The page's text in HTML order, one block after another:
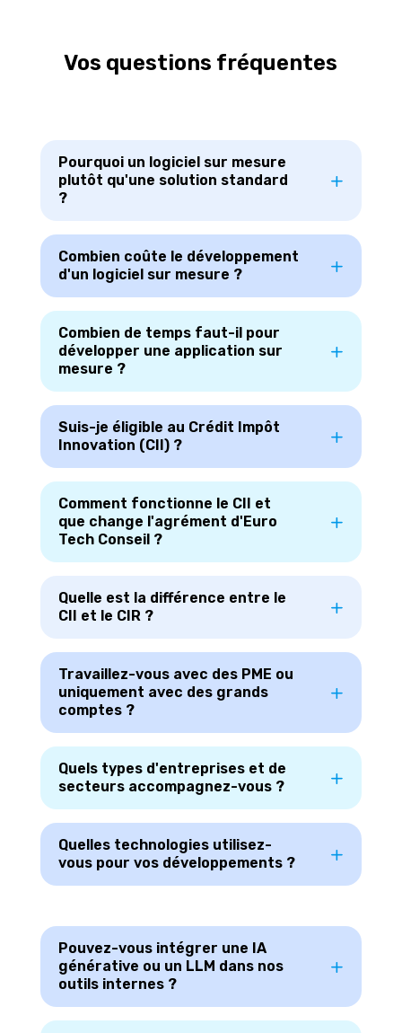
Vos questions fréquentes
Pourquoi un logiciel sur mesure
plutôt qu'une solution standard
?
Combien coûte le développement
d'un logiciel sur mesure ?
Combien de temps faut-il pour
développer une application sur
mesure ?
Suis-je éligible au Crédit Impôt
Innovation (CII) ?
Comment fonctionne le CII et
que change l'agrément d'Euro
Tech Conseil ?
Quelle est la différence entre le
CII et le CIR ?
Travaillez-vous avec des PME ou
uniquement avec des grands
comptes ?
Quels types d'entreprises et de
secteurs accompagnez-vous ?
Quelles technologies utilisez-
vous pour vos développements ?
Pouvez-vous intégrer une IA
générative ou un LLM dans nos
outils internes ?